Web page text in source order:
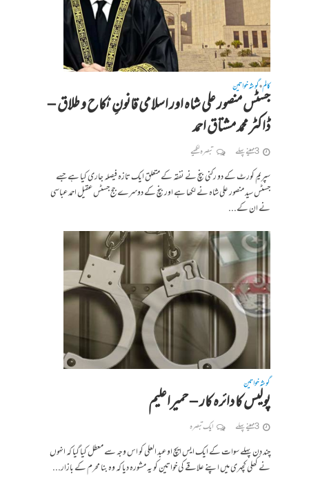
کالم•گوشہ خواتین
جسٹس منصور علی شاہ اور اسلامی قانونِ نکاح و طلاق –
ڈاکٹر محمد مشتاق احمد
3 مہینے پہلے تبصرہ لکھیے
سپریم کورٹ کے دو رکنی بنچ نے نفقہ کے متعلق ایک تازہ فیصلہ جاری کیا ہے جسے
جسٹس سید منصور علی شاہ نے لکھا ہے اور بنچ کے دوسرے جج جسٹس عقیل احمد عباسی
نے ان کے...
گوشہ خواتین
پولیس کا دائرہ کار – حمیراعلیم
3 مہینے پہلے ایک تبصرہ
چند دن پہلے سوات کے ایک ایس ایچ او عبد العلی کو اس وجہ سے معطل کیا گیا کہ انہوں
نے کھلی کچہری میں اپنے علاقے کی خواتین کو یہ مشورہ دیا کہ وہ بنا محرم کے بازار...